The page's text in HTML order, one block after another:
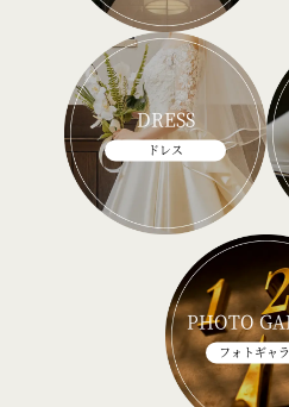
DRESS
ドレス
PHOTO
フォトギャ